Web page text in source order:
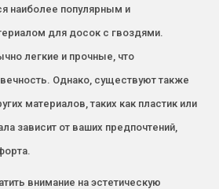
наиболее популярным и
для досок с гвоздями.
легкие и прочные, что
Однако, существуют также
материалов, таких как пластик или
зависит от ваших предпочтений,
внимание на эстетическую